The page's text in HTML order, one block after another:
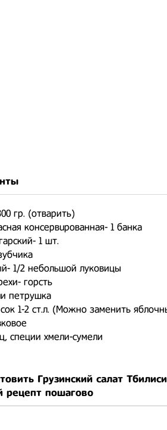
гр. (отварить)
консервuрованная- 1 банка
1 шт.
1/2 небольшой луковицы
горсть
петрушка
1-2 ст.л. (Можно заменить
специи хмели-сумели
Грузинский салат
рецепт пошагово